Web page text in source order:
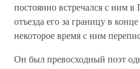
постоянно встречался с ним в
отъезда его за границу в
некоторое время с ним
Он был превосходный поэт